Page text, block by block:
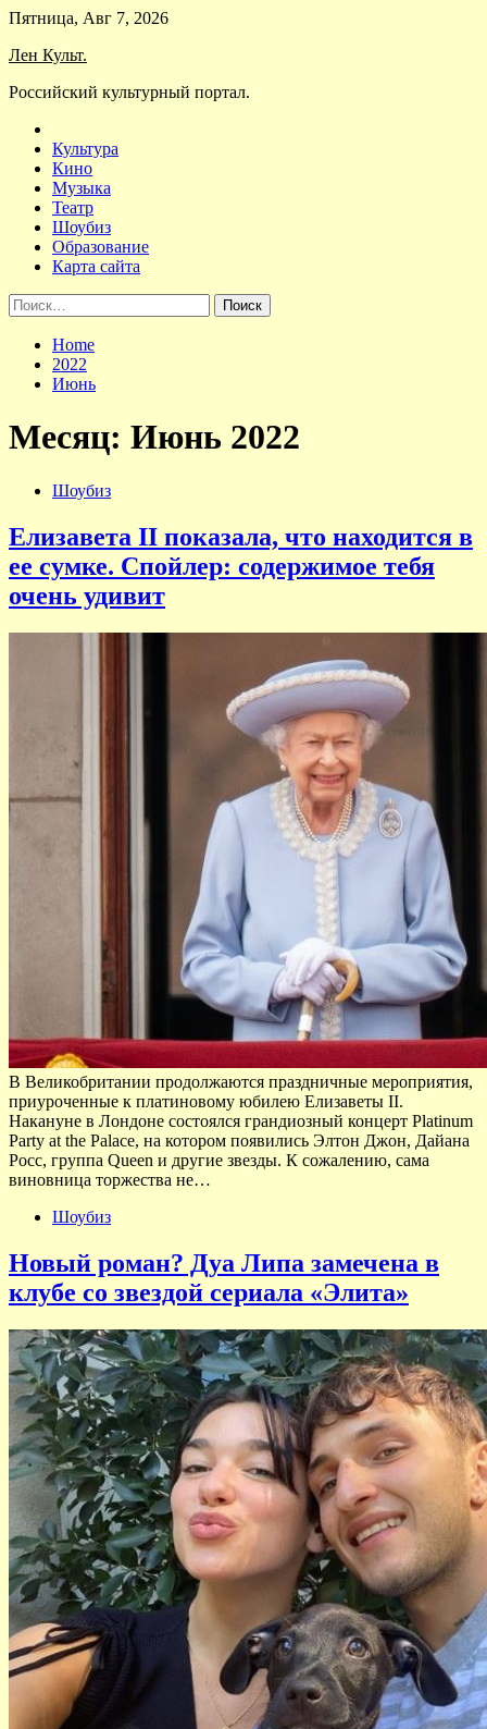
Skip
content
Пятница, Авг 7, 2026
Лен Культ.
Российский культурный портал.
Культура
Кино
Музыка
Театр
Шоубиз
Образование
Карта сайта
Найти:
Home
2022
Июнь
Месяц: Июнь 2022
Шоубиз
Елизавета II показала, что находится в
ее сумке. Спойлер: содержимое тебя
очень удивит
В Великобритании продолжаются праздничные мероприятия,
приуроченные к платиновому юбилею Елизаветы II.
Накануне в Лондоне состоялся грандиозный концерт Platinum
Party at the Palace, на котором появились Элтон Джон, Дайана
Росс, группа Queen и другие звезды. К сожалению, сама
виновница торжества не…
Шоубиз
Новый роман? Дуа Липа замечена в
клубе со звездой сериала «Элита»